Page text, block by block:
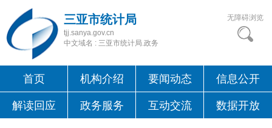
三亚市统计局
tjj.sanya.gov.cn
中文域名 : 三亚市统计局.政务
无障碍浏览
首页 机构介绍 要闻动态 信息公开
解读回应 政务服务 互动交流 数据开放